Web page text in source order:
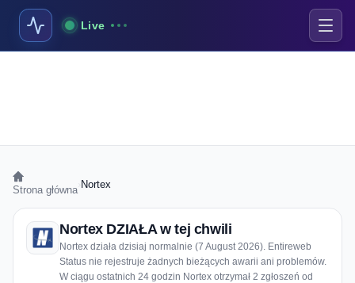
Live
Strona główna Nortex
Nortex DZIAŁA w tej chwili
Nortex działa dzisiaj normalnie (7 August 2026). Entireweb
Status nie rejestruje żadnych bieżących awarii ani problemów.
W ciągu ostatnich 24 godzin Nortex otrzymał 2 zgłoszeń od